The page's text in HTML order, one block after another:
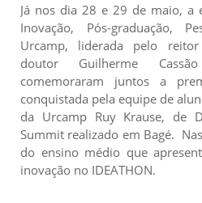
Já nos dia 28 e 29 de maio, a
Inovação, Pós-graduação,
Urcamp, liderada pelo
doutor Guilherme
comemoraram juntos a
conquistada pela equipe de
da Urcamp Ruy Krause, de
Summit realizado em Bagé.
do ensino médio que
inovação no IDEATHON.